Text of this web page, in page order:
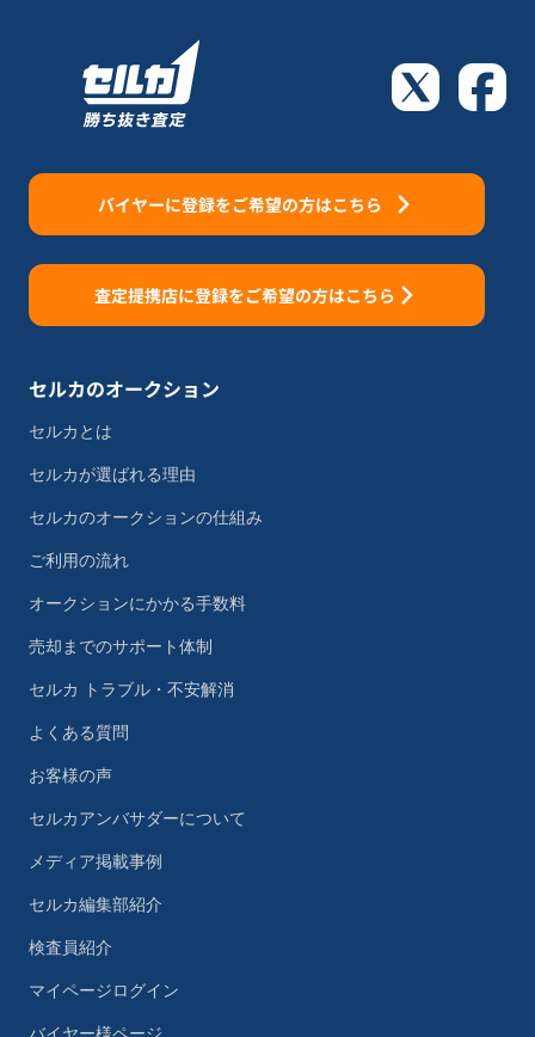
バイヤーに登録をご希望の方はこちら
査定提携店に登録をご希望の方はこちら
セルカのオークション
セルカとは
セルカが選ばれる理由
セルカのオークションの仕組み
ご利用の流れ
オークションにかかる手数料
売却までのサポート体制
セルカ トラブル・不安解消
よくある質問
お客様の声
セルカアンバサダーについて
メディア掲載事例
セルカ編集部紹介
検査員紹介
マイページログイン
バイヤー様ページ